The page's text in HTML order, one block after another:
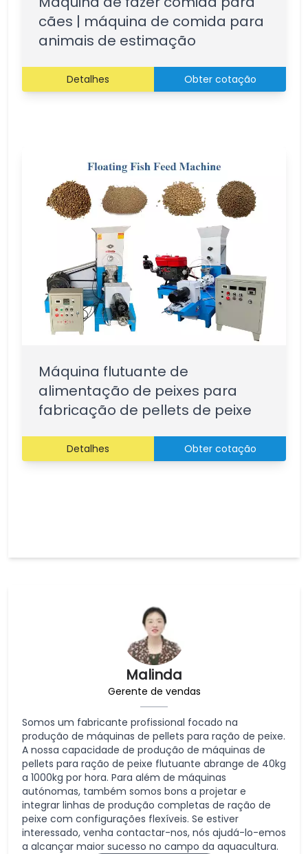
Malinda
Gerente de vendas
Somos um fabricante profissional focado na
produção de máquinas de pellets para ração de peixe.
A nossa capacidade de produção de máquinas de
pellets para ração de peixe flutuante abrange de 40kg
a 1000kg por hora. Para além de máquinas
autónomas, também somos bons a projetar e
integrar linhas de produção completas de ração de
peixe com configurações flexíveis. Se estiver
interessado, venha contactar-nos, nós ajudá-lo-emos
a alcançar maior sucesso no campo da aquacultura.
cães | máquina de comida para
animais de estimação
Detalhes Obter cotação
Máquina flutuante de
alimentação de peixes para
fabricação de pellets de peixe
Detalhes Obter cotação